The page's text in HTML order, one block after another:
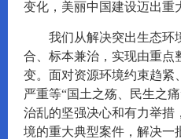
变化，美丽中国建设迈出重
我们从解决突出生态环
合、标本兼治，实现由重点
变。面对资源环境约束趋紧
严重等“国土之殇、民生之
治乱的坚强决心和有力举措
境的重大典型案件，解决一